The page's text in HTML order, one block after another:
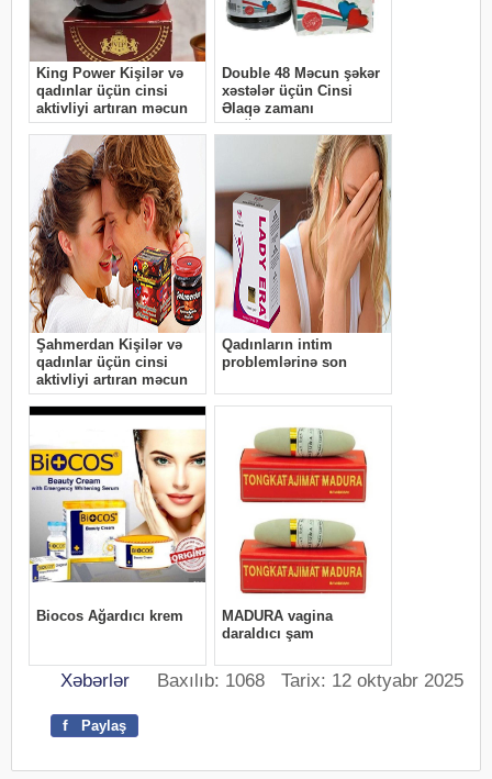
Xəbərlər Baxılıb: 1068 Tarix: 12 oktyabr 2025
f Paylaş